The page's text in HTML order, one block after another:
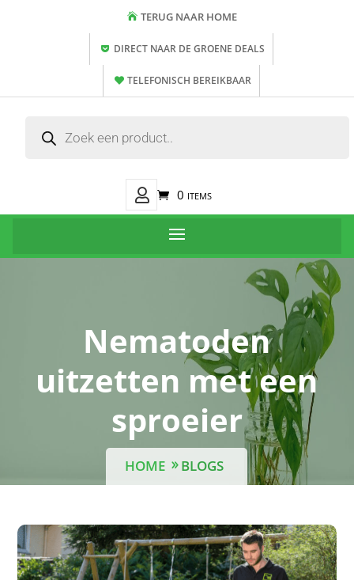
TERUG NAAR HOME
DIRECT NAAR DE GROENE DEALS
TELEFONISCH BEREIKBAAR
zoeken
Mijn
Account
0 items
Nematoden
uitzetten met een
sproeier
HOME BLOGS